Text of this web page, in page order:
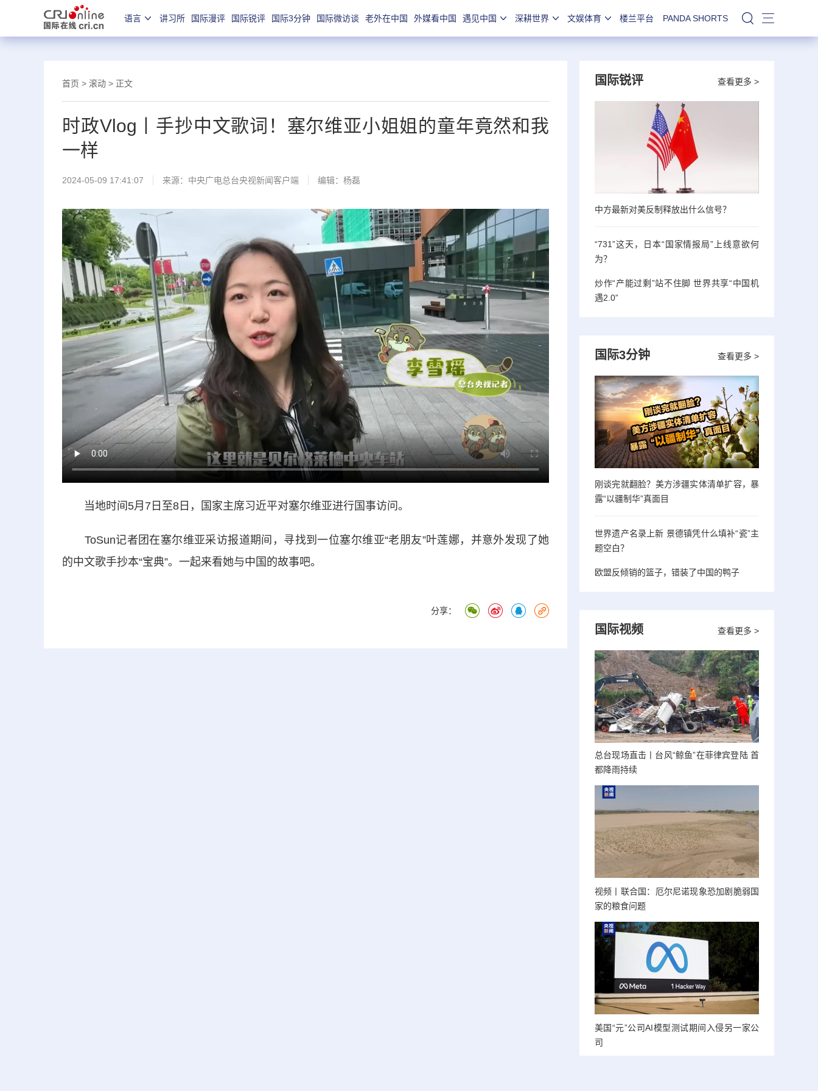
语言 讲习所 国际漫评 国际锐评 国际3分钟 国际微访谈 老外在中国 外媒看中国 遇见中国 深耕世界 文娱体育 楼兰平台 PANDA SHORTS 站内搜索
首页 > 滚动 > 正文
时政Vlog丨手抄中文歌词！塞尔维亚小姐姐的童年竟然和我
一样
2024-05-09 17:41:07 来源： 中央广电总台央视新闻客户端 编辑：杨磊
当地时间5月7日至8日，国家主席习近平对塞尔维亚进行国事访问。
ToSun记者团在塞尔维亚采访报道期间，寻找到一位塞尔维亚“老朋友”叶莲娜，并意外发现了她
的中文歌手抄本“宝典”。一起来看她与中国的故事吧。
分享：
查看更多 >
国际锐评
中方最新对美反制释放出什么信号？
“731”这天，日本“国家情报局”上线意欲何
为？
炒作“产能过剩”站不住脚 世界共享“中国机
遇2.0”
查看更多 >
国际3分钟
刚谈完就翻脸？美方涉疆实体清单扩容，暴
露“以疆制华”真面目
世界遗产名录上新 景德镇凭什么填补“瓷”主
题空白？
欧盟反倾销的篮子，错装了中国的鸭子
查看更多 >
国际视频
总台现场直击丨台风“鲸鱼”在菲律宾登陆 首
都降雨持续
视频丨联合国：厄尔尼诺现象恐加剧脆弱国
家的粮食问题
美国“元”公司AI模型测试期间入侵另一家公
司